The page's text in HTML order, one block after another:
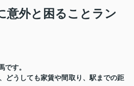
意外と困ることラン
です。
どうしても家賃や間取り、駅までの距